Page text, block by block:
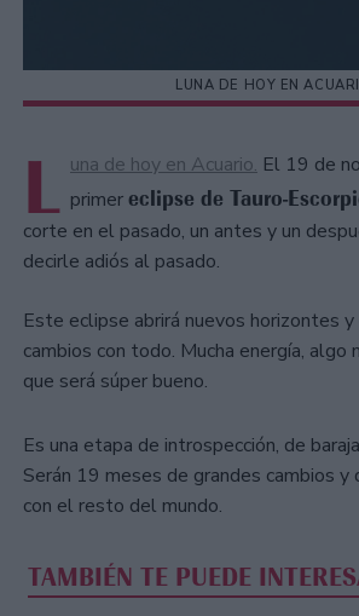
LUNA DE HOY EN
L una de hoy en Acuario. El 19 de
primereclipse de Tauro-
corte en el pasado, un antes y un
decirle adiós al pasado.
Este eclipse abrirá nuevos horizontes
cambios con todo. Mucha energía, algo
que será súper bueno.
Es una etapa de introspección, de
Serán 19 meses de grandes cambios y
con el resto del mundo.
TAMBIÉN TE PUEDE